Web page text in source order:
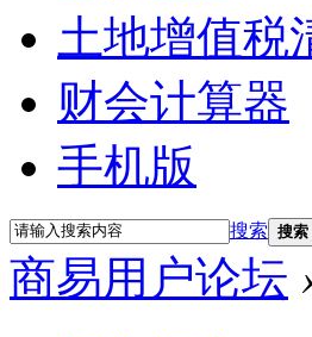
土地增值税
财会计算器
手机版
搜索 搜索
商易用户论坛 ›